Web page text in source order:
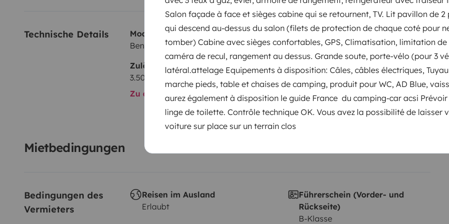
Salon façade à face et sièges cabine qui se retournent, TV. Lit pavillon de 2
qui descend au-dessus du salon (filets de protection de chaque coté pour
tomber) Cabine avec sièges confortables, GPS, Climatisation, limitation de
caméra de recul, rangement au dessus. Grande soute, porte-vélo (pour 3
latéral.attelage Equipements à disposition: Câles, câbles électriques,
marche pieds, table et chaises de camping, produit pour WC, AD Blue,
aurez également à disposition le guide France du camping-car acsi
linge de toilette. Contrôle technique OK. Vous avez la possibilité de laisser
voiture sur place sur un terrain clos
Technische Details
Modell:
Benimar BENIMAR TESSORO 497
Datum der Erstzulassung:
2019
Zulässiges Gesamtgewicht:
3.500 kg
Höhe
3 m
Zu allen technischen Details
Mietbedingungen
Bedingungen des
Vermieters
Reisen im Ausland
Erlaubt
Führerschein (Vorder- und
Rückseite)
B-Klasse